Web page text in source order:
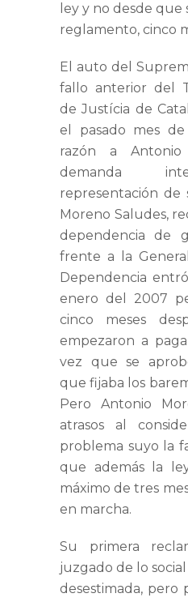
ley y no desde que
reglamento, cinco
El auto del
fallo anterior del
de Justícia de
el pasado mes
razón a
demanda
representación de
Moreno Saludes,
dependencia de
frente a la
Dependencia
enero del 2007
cinco meses
empezaron a
vez que se
que fijaba los
Pero Antonio
atrasos al
problema suyo la
que además la
máximo de tres
en marcha.
Su primera
juzgado de lo
desestimada, pero